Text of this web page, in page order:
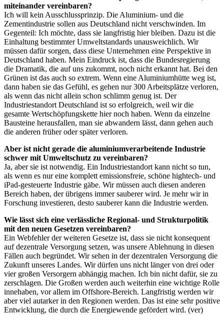
miteinander vereinbaren?
Ich will kein Ausschlussprinzip. Die Aluminium- und die
Zementindustrie sollen aus Deutschland nicht verschwinden. Im
Gegenteil: Ich möchte, dass sie langfristig hier bleiben. Dazu ist die
Einhaltung bestimmter Umweltstandards unausweichlich. Wir
müssen dafür sorgen, dass diese Unternehmen eine Perspektive in
Deutschland haben. Mein Eindruck ist, dass die Bundesregierung
die Dramatik, die auf uns zukommt, noch nicht erkannt hat. Bei den
Grünen ist das auch so extrem. Wenn eine Aluminiumhütte weg ist,
dann haben sie das Gefühl, es gehen nur 300 Arbeitsplätze verloren,
als wenn das nicht allein schon schlimm genug ist. Der
Industriestandort Deutschland ist so erfolgreich, weil wir die
gesamte Wertschöpfungskette hier noch haben. Wenn da einzelne
Bausteine herausfallen, man sie abwandern lässt, dann gehen auch
die anderen früher oder später verloren.
Aber ist nicht gerade die aluminiumverarbeitende Industrie
schwer mit Umweltschutz zu vereinbaren?
Ja, aber sie ist notwendig. Ein Industriestandort kann nicht so tun,
als wenn es nur eine komplett emissionsfreie, schöne hightech- und
iPad-gesteuerte Industrie gäbe. Wir müssen auch diesen anderen
Bereich haben, der übrigens immer sauberer wird. Je mehr wir in
Forschung investieren, desto sauberer kann die Industrie werden.
Wie lässt sich eine verlässliche Regional- und Strukturpolitik
mit den neuen Gesetzen vereinbaren?
Ein Webfehler der weiteren Gesetze ist, dass sie nicht konsequent
auf dezentrale Versorgung setzen, was unsere Ablehnung in diesen
Fällen auch begründet. Wir sehen in der dezentralen Versorgung die
Zukunft unseres Landes. Wir dürfen uns nicht länger von drei oder
vier großen Versorgern abhängig machen. Ich bin nicht dafür, sie zu
zerschlagen. Die Großen werden auch weiterhin eine wichtige Rolle
innehaben, vor allem im Offshore-Bereich. Langfristig werden wir
aber viel autarker in den Regionen werden. Das ist eine sehr positive
Entwicklung, die durch die Energiewende gefördert wird. (ver)